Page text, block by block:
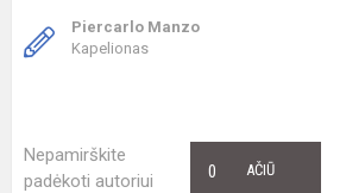
Piercarlo Manzo
Kapelionas
Nepamirškite
padėkoti autoriui
AČIŪ
0